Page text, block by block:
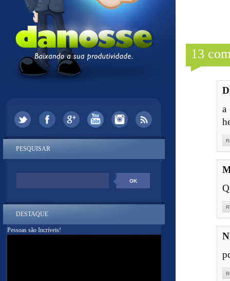
13
a
PESQUISAR
DESTAQUE
Pessoas são Incríveis!